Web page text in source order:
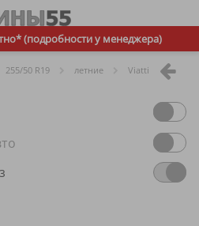
(подробности у менеджера)
255/50 R19 летние Viatti